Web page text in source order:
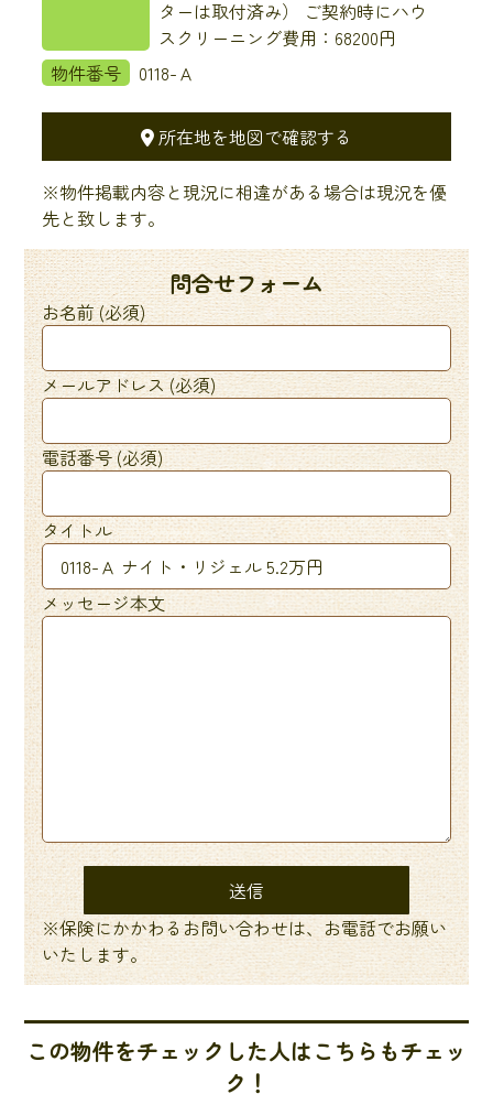
ターは取付済み） ご契約時にハウ
スクリーニング費用：68200円
物件番号
0118-Ａ
所在地を地図で確認する
※物件掲載内容と現況に相違がある場合は現況を優
先と致します。
問合せフォーム
お名前 (必須)
メールアドレス (必須)
電話番号 (必須)
タイトル
メッセージ本文
※保険にかかわるお問い合わせは、お電話でお願い
いたします。
この物件をチェックした人はこちらもチェッ
ク！